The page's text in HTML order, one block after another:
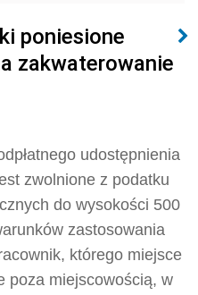
poniesione
zakwaterowanie
udostępnienia
zwolnione z podatku
do wysokości 500
zastosowania
którego miejsce
poza miejscowością, w